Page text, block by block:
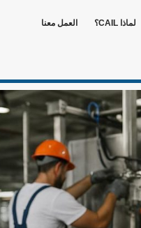
لماذا CAIL؟ العمل معنا